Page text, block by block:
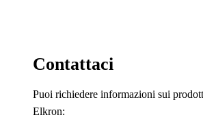
Contattaci
Puoi richiedere informazioni sui
Elkron: